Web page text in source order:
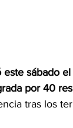
sábado
por 40
tras los